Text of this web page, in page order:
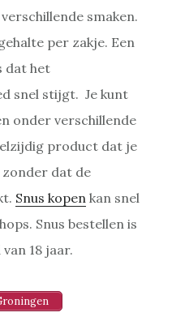
smaken.
per zakje. Een
dat het
snel stijgt. Je kunt
onder verschillende
product dat je
dat de
Snus kopenkan snel
Snus bestellen is
18 jaar.